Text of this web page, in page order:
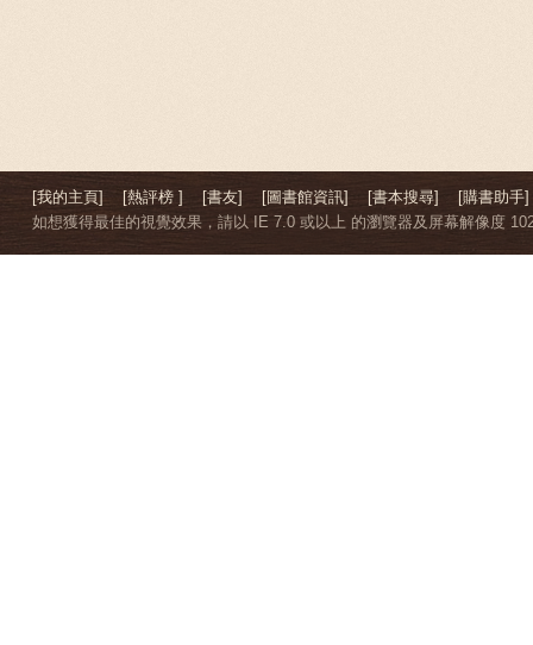
[我的主頁] [熱評榜 ] [書友] [圖書館資訊] [書本搜尋]
[購書助手]
如想獲得最佳的視覺效果，請以 IE 7.0 或以上 的瀏覽器及屏幕解像度